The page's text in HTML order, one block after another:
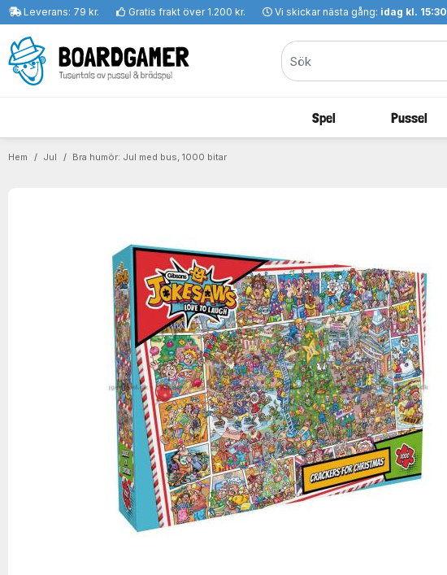
Leverans: 79 kr. Gratis frakt över 1.200 kr. Vi skickar nästa gång: idag kl. 15:30
Spel Pussel
Hem Jul Bra humör: Jul med bus, 1000 bitar